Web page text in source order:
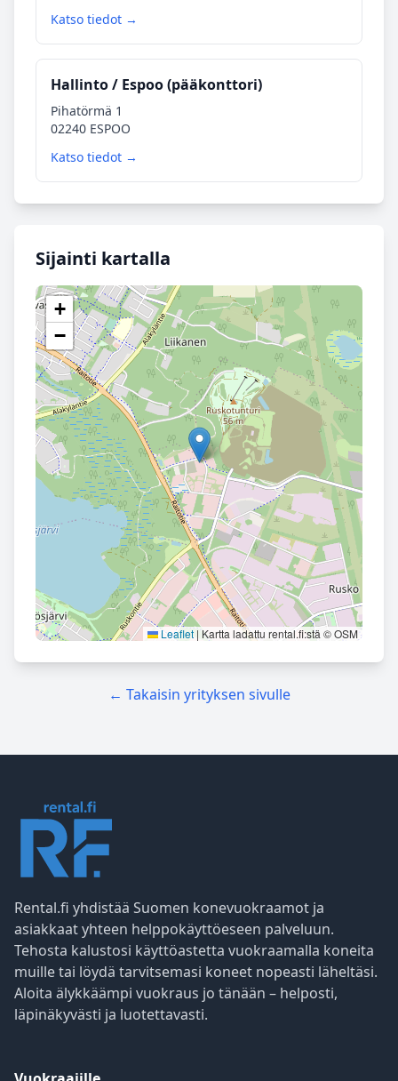
Katso tiedot →
Hallinto / Espoo (pääkonttori)
Pihatörmä 1
02240 ESPOO
Katso tiedot →
Sijainti kartalla
+
−
Leaflet |Kartta ladattu rental.fi:stä © OSM
← Takaisin yrityksen sivulle
Rental.fi yhdistää Suomen konevuokraamot ja
asiakkaat yhteen helppokäyttöeseen palveluun.
Tehosta kalustosi käyttöastetta vuokraamalla koneita
muille tai löydä tarvitsemasi koneet nopeasti läheltäsi.
Aloita älykkäämpi vuokraus jo tänään – helposti,
läpinäkyvästi ja luotettavasti.